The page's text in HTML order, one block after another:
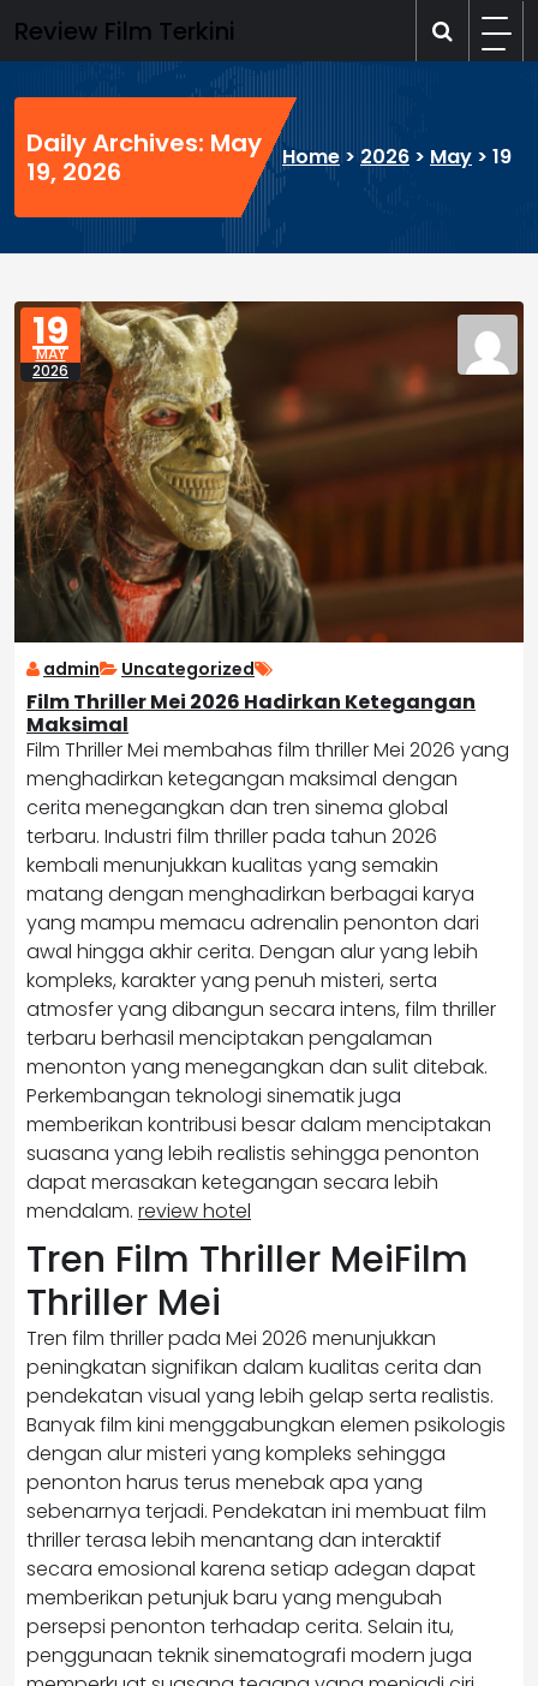
to
content
Review Film Terkini
Daily Archives: May
19, 2026
Home > 2026 > May > 19
19
MAY
2026
admin Uncategorized
Film Thriller Mei 2026 Hadirkan Ketegangan
Maksimal
Film Thriller Mei membahas film thriller Mei 2026 yang
menghadirkan ketegangan maksimal dengan
cerita menegangkan dan tren sinema global
terbaru. Industri film thriller pada tahun 2026
kembali menunjukkan kualitas yang semakin
matang dengan menghadirkan berbagai karya
yang mampu memacu adrenalin penonton dari
awal hingga akhir cerita. Dengan alur yang lebih
kompleks, karakter yang penuh misteri, serta
atmosfer yang dibangun secara intens, film thriller
terbaru berhasil menciptakan pengalaman
menonton yang menegangkan dan sulit ditebak.
Perkembangan teknologi sinematik juga
memberikan kontribusi besar dalam menciptakan
suasana yang lebih realistis sehingga penonton
dapat merasakan ketegangan secara lebih
mendalam. review hotel
Tren Film Thriller MeiFilm
Thriller Mei
Tren film thriller pada Mei 2026 menunjukkan
peningkatan signifikan dalam kualitas cerita dan
pendekatan visual yang lebih gelap serta realistis.
Banyak film kini menggabungkan elemen psikologis
dengan alur misteri yang kompleks sehingga
penonton harus terus menebak apa yang
sebenarnya terjadi. Pendekatan ini membuat film
thriller terasa lebih menantang dan interaktif
secara emosional karena setiap adegan dapat
memberikan petunjuk baru yang mengubah
persepsi penonton terhadap cerita. Selain itu,
penggunaan teknik sinematografi modern juga